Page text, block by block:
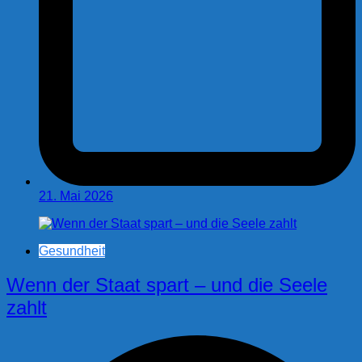
21. Mai 2026
Gesundheit
Wenn der Staat spart – und die Seele
zahlt